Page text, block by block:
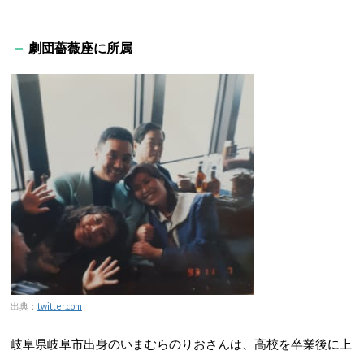
劇団薔薇座に所属
出典： twitter.com
岐阜県岐阜市出身のいまむらのりおさんは、高校を卒業後に上